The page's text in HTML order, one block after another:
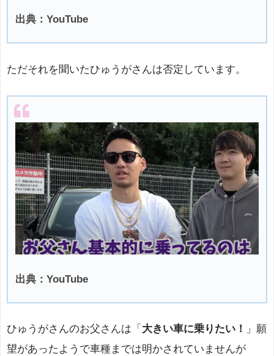
出典：YouTube
ただそれを聞いたひゅうがさんは否定しています。
出典：YouTube
ひゅうがさんのお父さんは「 大きい車に乗りたい！
」願
望があったようで車種までは明かされていませんが